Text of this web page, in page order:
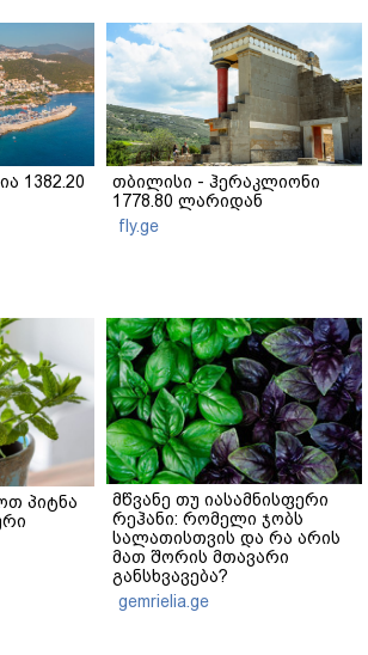
1382.20
თბილისი - ჰერაკლიონი
1778.80 ლარიდან
fly.ge
პიტნა
მწვანე თუ იასამნისფერი
რეჰანი: რომელი ჯობს
სალათისთვის და რა არის
მათ შორის მთავარი
განსხვავება?
gemrielia.ge